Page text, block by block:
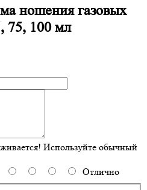
ношения газовых
75, 100 мл
Используйте обычный
Отлично